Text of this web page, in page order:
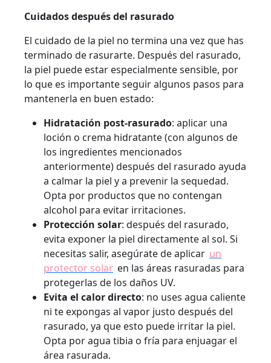
Cuidados después del rasurado
El cuidado de la piel no termina una vez que has
terminado de rasurarte. Después del rasurado,
la piel puede estar especialmente sensible, por
lo que es importante seguir algunos pasos para
mantenerla en buen estado:
Hidratación post-rasurado: aplicar una
loción o crema hidratante (con algunos de
los ingredientes mencionados
anteriormente) después del rasurado ayuda
a calmar la piel y a prevenir la sequedad.
Opta por productos que no contengan
alcohol para evitar irritaciones.
Protección solar: después del rasurado,
evita exponer la piel directamente al sol. Si
necesitas salir, asegúrate de aplicar un
protector solar en las áreas rasuradas para
protegerlas de los daños UV.
Evita el calor directo: no uses agua caliente
ni te expongas al vapor justo después del
rasurado, ya que esto puede irritar la piel.
Opta por agua tibia o fría para enjuagar el
área rasurada.